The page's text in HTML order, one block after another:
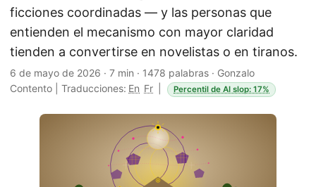
ficciones coordinadas — y las personas que
entienden el mecanismo con mayor claridad
tienden a convertirse en novelistas o en tiranos.
6 de mayo de 2026 · 7 min · 1478 palabras · Gonzalo
Contento
Traducciones: En Fr Percentil de AI slop: 17%